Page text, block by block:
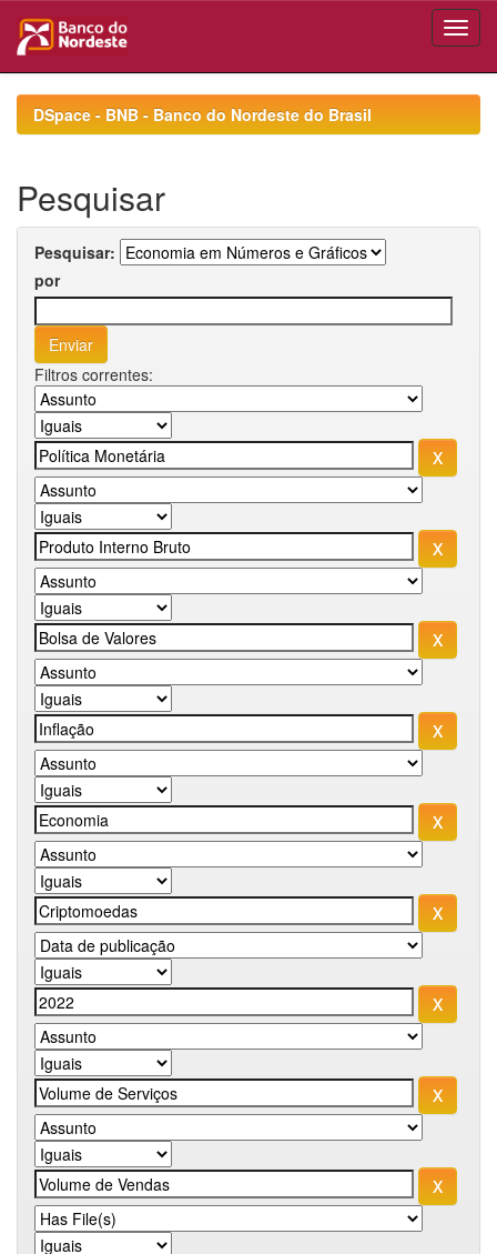
navigationDSpace - BNB - Banco do Nordeste do Brasil
Pesquisar
Pesquisar:
por
Filtros correntes: